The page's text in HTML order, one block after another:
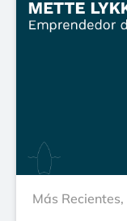
Más Recientes,